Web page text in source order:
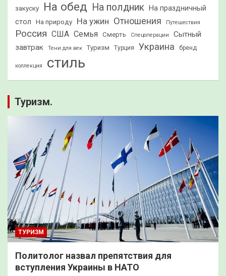
закуску На обед На полдник На праздничный
стол
На природу На ужин Отношения Путешествия
Россия США Семья Смерть Спецоперации
Сытный
завтрак
Тени для век Туризм Турция Украина бренд
коллекция стиль
Туризм.
ТУРИЗМ
Политолог назвал препятствия для
вступления Украины в НАТО